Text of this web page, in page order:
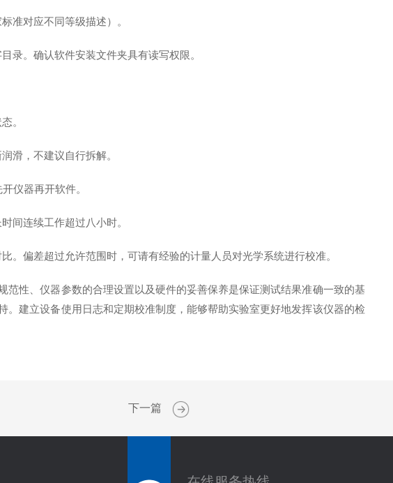
准对应不同等级描述）。
。确认软件安装文件夹具有读写权限。
。
滑，不建议自行拆解。
仪器再开软件。
间连续工作超过八小时。
偏差超过允许范围时，可请有经验的计量人员对光学系统进行校准。
性、仪器参数的合理设置以及硬件的妥善保养是保证测试结果准确一致的基
建立设备使用日志和定期校准制度，能够帮助实验室更好地发挥该仪器的检
下一篇